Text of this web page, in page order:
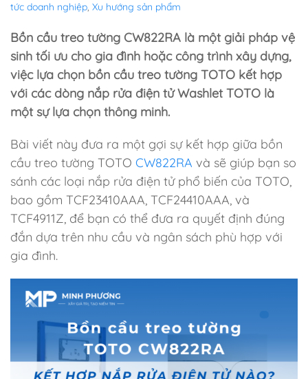
tức doanh nghiệp, Xu hướng sản phẩm
Bồn cầu treo tường CW822RA là một giải pháp vệ
sinh tối ưu cho gia đình hoặc công trình xây dựng,
việc lựa chọn bồn cầu treo tường TOTO kết hợp
với các dòng nắp rửa điện tử Washlet TOTO là
một sự lựa chọn thông minh.
Bài viết này đưa ra một gợi sự kết hợp giữa bồn
cầu treo tường TOTO CW822RA và sẽ giúp bạn so
sánh các loại nắp rửa điện tử phổ biến của TOTO,
bao gồm TCF23410AAA, TCF24410AAA, và
TCF4911Z, để bạn có thể đưa ra quyết định đúng
đắn dựa trên nhu cầu và ngân sách phù hợp với
gia đình.